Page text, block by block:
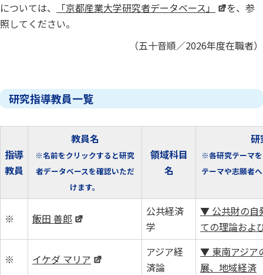
については、
「京都産業大学研究者データベース」
を、参
照してください。
（五十音順／2026年度在職者）
研究指導教員一覧
指導
教員
教員名
※名前をクリックすると研究
者データベースを確認いただ
けます。
領域科目
名
研
※各研究テーマ
テーマや志願者
※ 飯田 善郎
公共経済
学
▼ 公共財の自
ての理論およ
※ イケダ マリア
アジア経
済論
▼ 東南アジア
展、地域経済